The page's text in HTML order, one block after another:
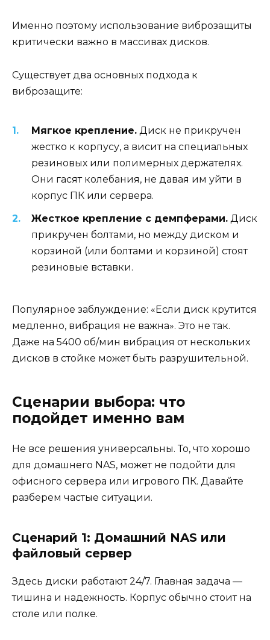
Именно поэтому использование виброзащиты
критически важно в массивах дисков.
Существует два основных подхода к
виброзащите:
Мягкое крепление. Диск не прикручен
жестко к корпусу, а висит на специальных
резиновых или полимерных держателях.
Они гасят колебания, не давая им уйти в
корпус ПК или сервера.
Жесткое крепление с демпферами. Диск
прикручен болтами, но между диском и
корзиной (или болтами и корзиной) стоят
резиновые вставки.
Популярное заблуждение: «Если диск крутится
медленно, вибрация не важна». Это не так.
Даже на 5400 об/мин вибрация от нескольких
дисков в стойке может быть разрушительной.
Сценарии выбора: что
подойдет именно вам
Не все решения универсальны. То, что хорошо
для домашнего NAS, может не подойти для
офисного сервера или игрового ПК. Давайте
разберем частые ситуации.
Сценарий 1: Домашний NAS или
файловый сервер
Здесь диски работают 24/7. Главная задача —
тишина и надежность. Корпус обычно стоит на
столе или полке.